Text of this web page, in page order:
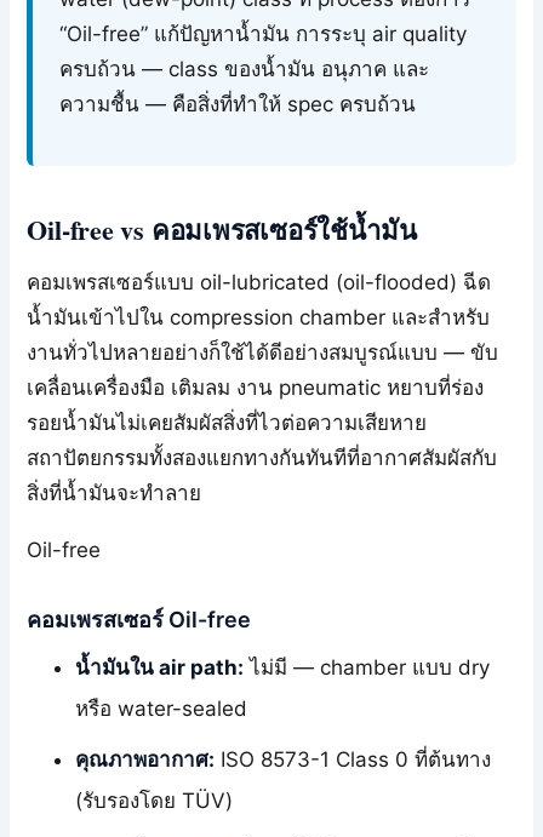
“Oil-free” แก้ปัญหาน้ำมัน การระบุ air quality
ครบถ้วน — class ของน้ำมัน อนุภาค และ
ความชื้น — คือสิ่งที่ทำให้ spec ครบถ้วน
Oil-free vs คอมเพรสเซอร์ใช้น้ำมัน
คอมเพรสเซอร์แบบ oil-lubricated (oil-flooded) ฉีด
น้ำมันเข้าไปใน compression chamber และสำหรับ
งานทั่วไปหลายอย่างก็ใช้ได้ดีอย่างสมบูรณ์แบบ — ขับ
เคลื่อนเครื่องมือ เติมลม งาน pneumatic หยาบที่ร่อง
รอยน้ำมันไม่เคยสัมผัสสิ่งที่ไวต่อความเสียหาย
สถาปัตยกรรมทั้งสองแยกทางกันทันทีที่อากาศสัมผัสกับ
สิ่งที่น้ำมันจะทำลาย
Oil-free
คอมเพรสเซอร์ Oil-free
น้ำมันใน air path: ไม่มี — chamber แบบ dry
หรือ water-sealed
คุณภาพอากาศ: ISO 8573-1 Class 0 ที่ต้นทาง
(รับรองโดย TÜV)